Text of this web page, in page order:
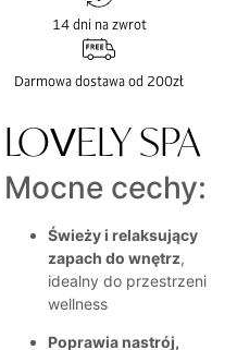
LOVELY SPA
Mocne cechy:
Świeży i relaksujący
zapach do wnętrz,
idealny do przestrzeni
wellness
Poprawia nastrój,
14 dni na zwrot
Darmowa dostawa od 200zł